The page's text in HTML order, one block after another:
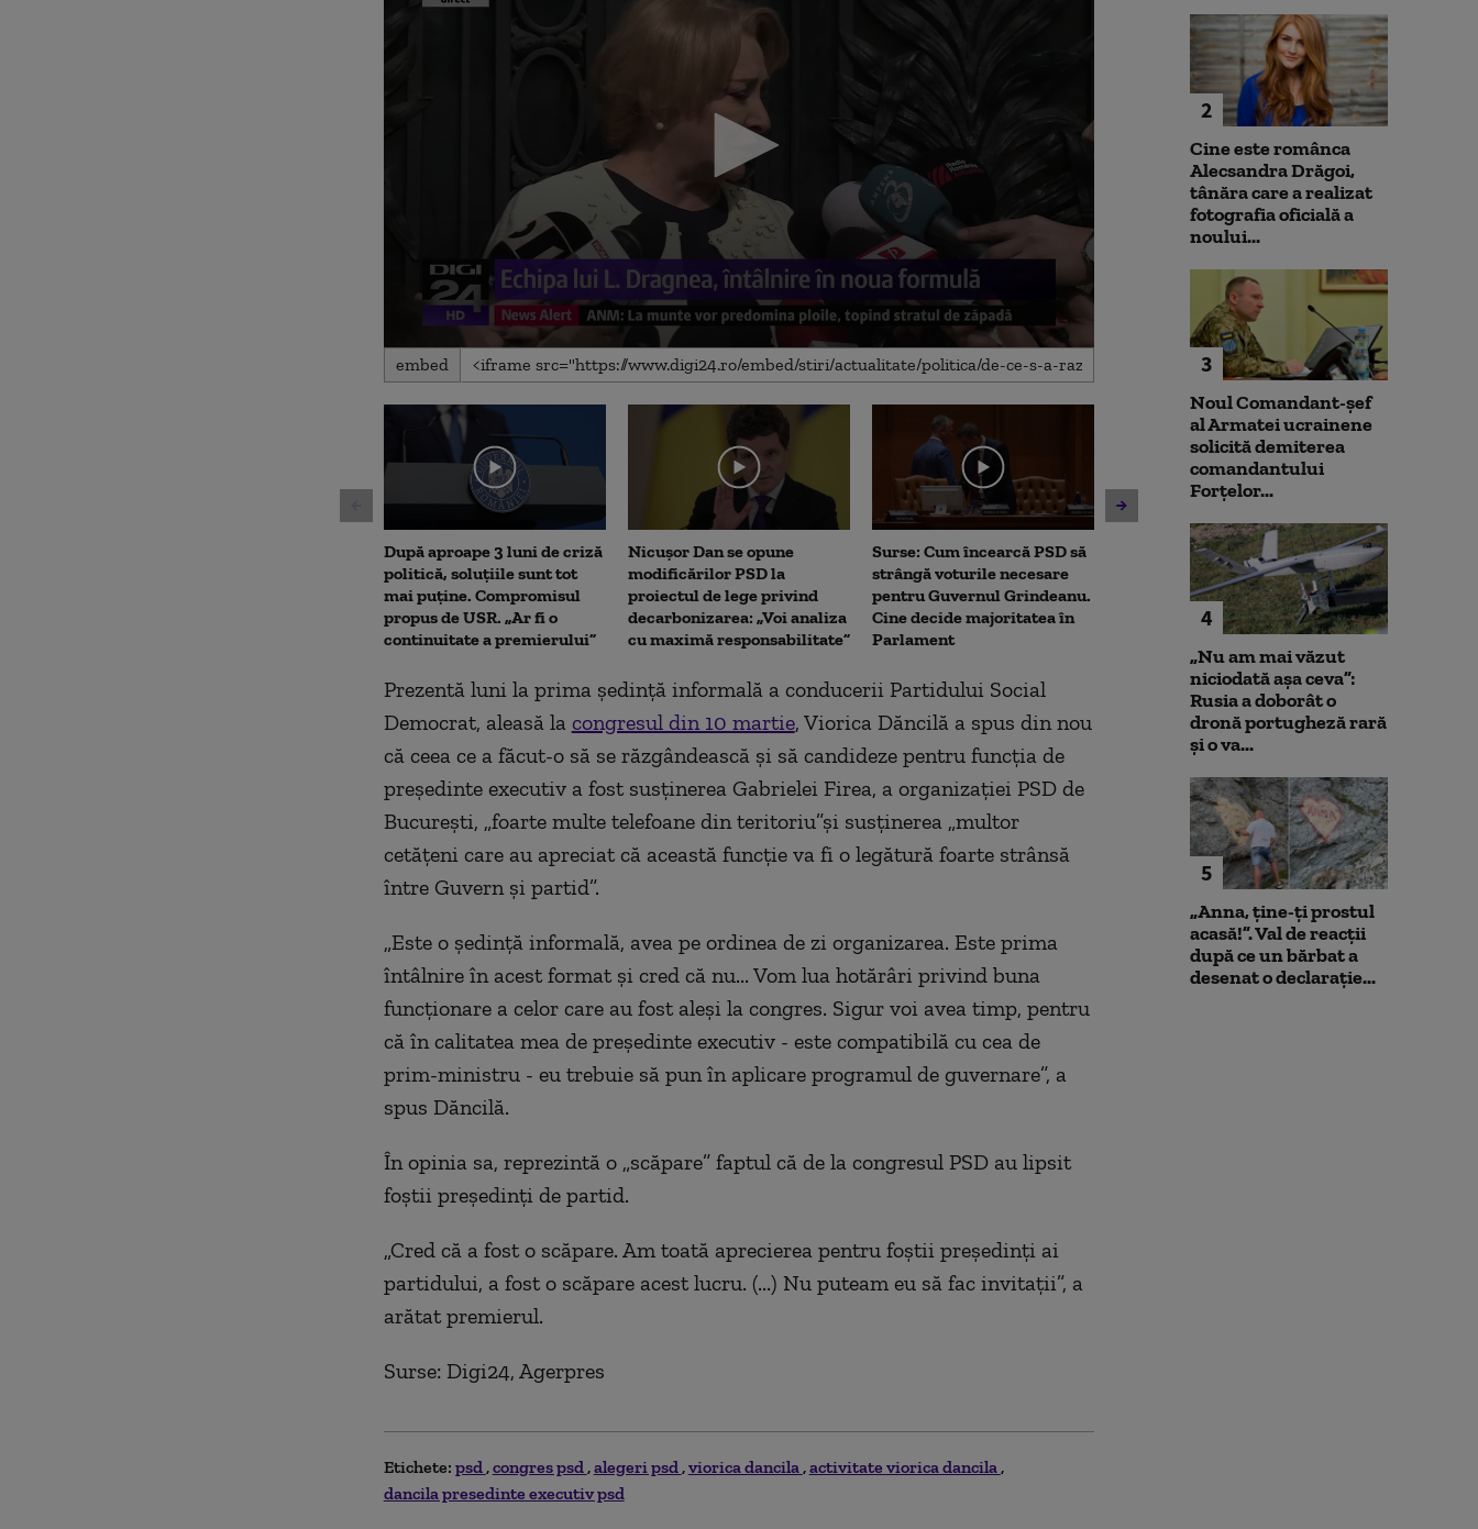
0
seconds
4
minutes,
secondsVolume
embed
După aproape 3 luni de criză
politică, soluțiile sunt tot
mai puține. Compromisul
propus de USR. „Ar fi o
continuitate a premierului”
Nicușor Dan se opune
modificărilor PSD la
proiectul de lege privind
decarbonizarea: „Voi analiza
cu maximă responsabilitate”
Surse: Cum încearcă PSD să
strângă voturile necesare
pentru Guvernul Grindeanu.
Cine decide majoritatea în
Parlament
Dominic Fritz acuză PSD,
după respingerea legii
integrității, de „un joc
extrem de cinic”
Prima reacție
Fritz, după
care l-ar lăsa
de primar
Prezentă luni la prima şedinţă informală a conducerii Partidului Social
Democrat, aleasă la congresul din 10 martie, Viorica Dăncilă a spus din nou
că ceea ce a făcut-o să se răzgândească şi să candideze pentru funcţia de
preşedinte executiv a fost susţinerea Gabrielei Firea, a organizaţiei PSD de
Bucureşti, „foarte multe telefoane din teritoriu”şi susţinerea „multor
cetăţeni care au apreciat că această funcţie va fi o legătură foarte strânsă
între Guvern şi partid”.
„Este o şedinţă informală, avea pe ordinea de zi organizarea. Este prima
întâlnire în acest format şi cred că nu... Vom lua hotărâri privind buna
funcţionare a celor care au fost aleşi la congres. Sigur voi avea timp, pentru
că în calitatea mea de preşedinte executiv - este compatibilă cu cea de
prim-ministru - eu trebuie să pun în aplicare programul de guvernare”, a
spus Dăncilă.
În opinia sa, reprezintă o „scăpare” faptul că de la congresul PSD au lipsit
foştii preşedinţi de partid.
„Cred că a fost o scăpare. Am toată aprecierea pentru foştii preşedinţi ai
partidului, a fost o scăpare acest lucru. (...) Nu puteam eu să fac invitaţii”, a
arătat premierul.
Surse: Digi24, Agerpres
Etichete: psd congres psd alegeri psd viorica dancila activitate viorica dancila
dancila presedinte executiv psd
2
Cine este românca
Alecsandra Drăgoi,
tânăra care a realizat
fotografia oficială a
noului...
3
Noul Comandant-șef
al Armatei ucrainene
solicită demiterea
comandantului
Forțelor...
4
„Nu am mai văzut
niciodată așa ceva”:
Rusia a doborât o
dronă portugheză rară
și o va...
5
„Anna, ţine-ţi prostul
acasă!”. Val de reacții
după ce un bărbat a
desenat o declarație...